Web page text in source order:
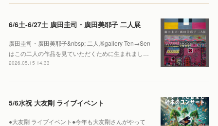
6/6土-6/27土 廣田圭司・廣田美耶子 二人展
廣田圭司・廣田美耶子&nbsp; 二人展gallery Ten→Sen
はこの二人の作品を見ていただくために生まれまし…
2026.05.15 14:33
5/6水祝 大友剛 ライブイベント
●大友剛 ライブイベント●今年も大友剛さんがやって